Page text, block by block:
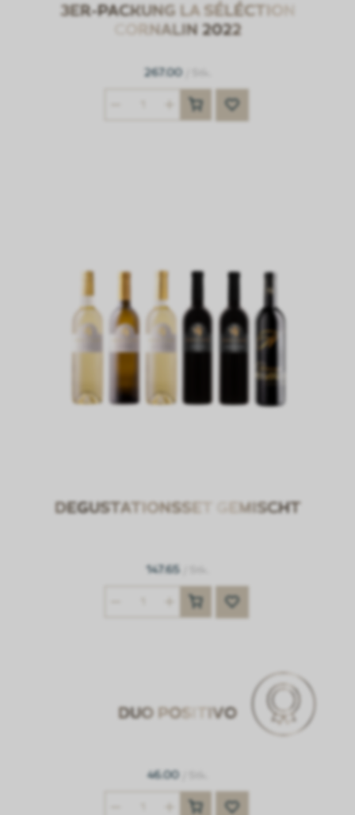
3ER-PACKUNG LA SÉLÉCTION
CORNALIN 2022
267.00
DEGUSTATIONSSET GEMISCHT
147.65
DUO POSITIVO
46.00